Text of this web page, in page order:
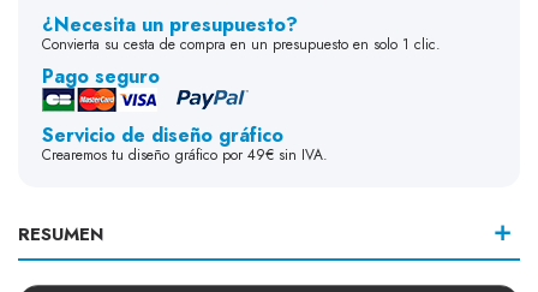
¿Necesita un presupuesto?
Convierta su cesta de compra en un presupuesto en solo 1 clic.
Pago seguro
Servicio de diseño gráfico
Crearemos tu diseño gráfico por 49€ sin IVA.
RESUMEN